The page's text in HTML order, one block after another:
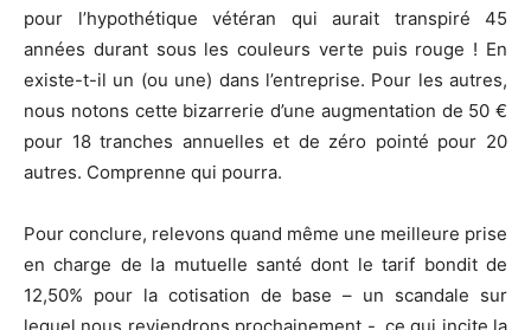
pour l’hypothétique vétéran qui aurait transpiré 45
années durant sous les couleurs verte puis rouge ! En
existe-t-il un (ou une) dans l’entreprise. Pour les autres,
nous notons cette bizarrerie d’une augmentation de 50 €
pour 18 tranches annuelles et de zéro pointé pour 20
autres. Comprenne qui pourra.
Pour conclure, relevons quand même une meilleure prise
en charge de la mutuelle santé dont le tarif bondit de
12,50% pour la cotisation de base – un scandale sur